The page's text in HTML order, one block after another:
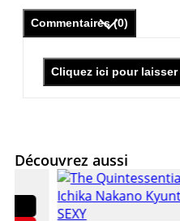
Commentaires (0)
Cliquez ici pour
Découvrez aussi